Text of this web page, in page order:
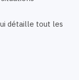
détaille tout les